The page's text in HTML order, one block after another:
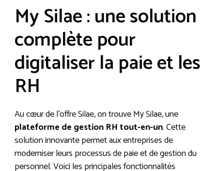
My Silae : une solution
complète pour
digitaliser la paie et les
RH
Au cœur de l’offre Silae, on trouve My Silae, une
plateforme de gestion RH tout-en-un. Cette
solution innovante permet aux entreprises de
moderniser leurs processus de paie et de gestion du
personnel. Voici les principales fonctionnalités